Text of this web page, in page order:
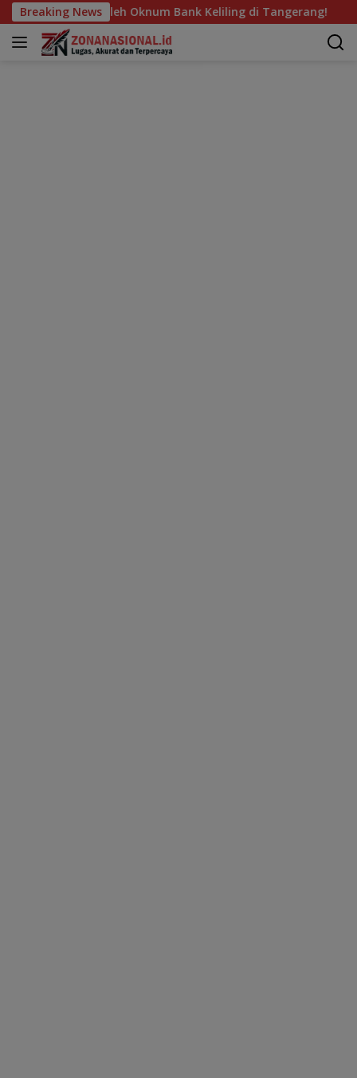
Langsung
ke
konten
Breaking News
Oknum Bank Keliling di Tangerang! Lomba Zumba